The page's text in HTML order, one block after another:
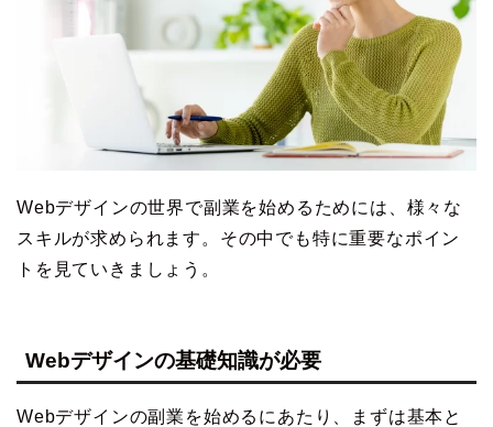
Webデザインの世界で副業を始めるためには、様々な
スキルが求められます。その中でも特に重要なポイン
トを見ていきましょう。
Webデザインの基礎知識が必要
Webデザインの副業を始めるにあたり、まずは基本と